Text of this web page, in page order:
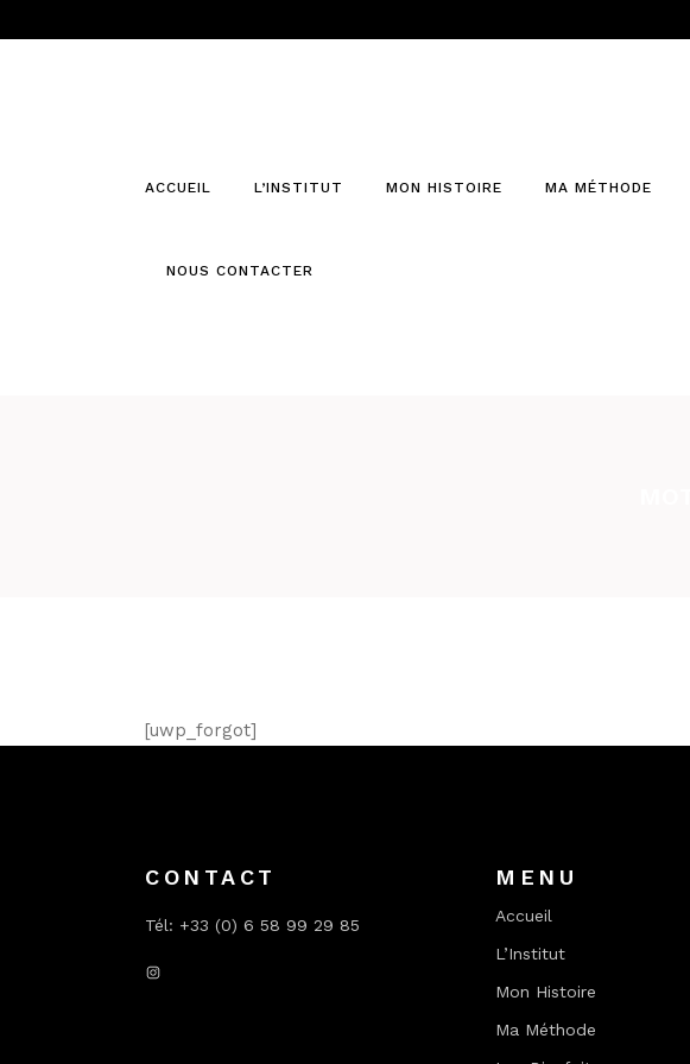
ACCUEIL L’INSTITUT MON HISTOIRE MA MÉTHODE
NOUS CONTACTER
[uwp_forgot]
CONTACT
Tél: +33 (0) 6 58 99 29 85
Instagram
MENU
Accueil
L’Institut
Mon Histoire
Ma Méthode